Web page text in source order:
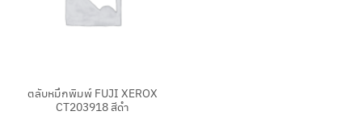
ตลับหมึกพิมพ์ FUJI XEROX
CT203918 สีดำ